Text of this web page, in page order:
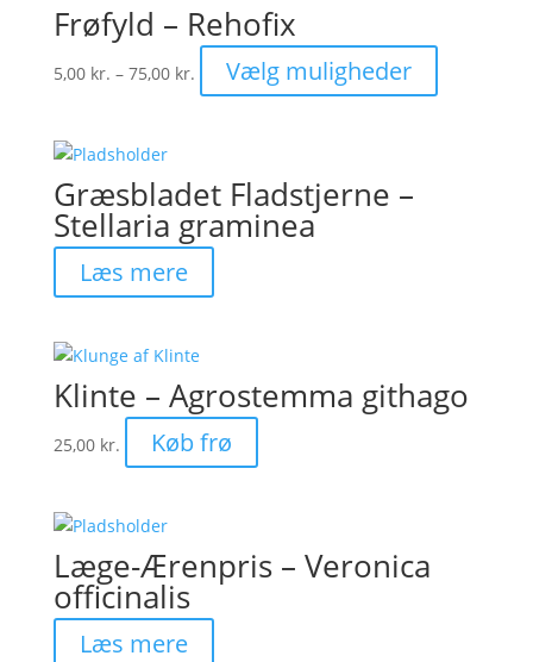
Frøfyld – Rehofix
5,00 kr. – 75,00 kr. Prisinterval:
5,00 kr.
Vælg muligheder
vare
Græsbladet Fladstjerne –
Stellaria graminea
Læs mere
Klinte – Agrostemma githago
25,00 kr. Køb frø
Læge-Ærenpris – Veronica
officinalis
Læs mere